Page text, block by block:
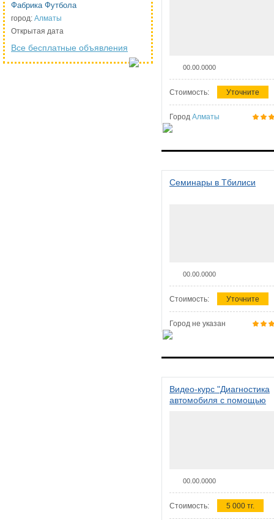
Фабрика Футбола
город: Алматы
Открытая дата
Все бесплатные объявления
00.00.0000
Стоимость: Уточните
Город Алматы
Семинары в Тбилиси
00.00.0000
Стоимость: Уточните
Город не указан
Видео-курс "Диагностика
автомобиля с помощью
00.00.0000
Стоимость: 5 000 тг.